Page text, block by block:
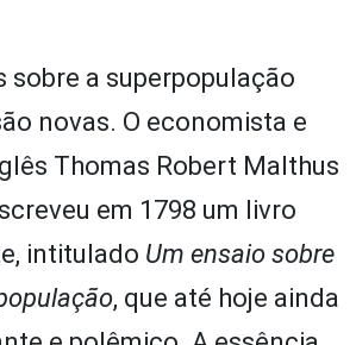
sobre a superpopulação
novas. O economista e
Thomas Robert Malthus
em 1798 um livro
intitulado Um ensaio sobre
opulação, que até hoje ainda